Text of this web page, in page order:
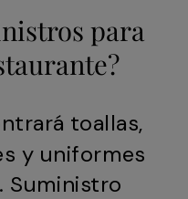
para
toallas,
y uniformes
Suministro